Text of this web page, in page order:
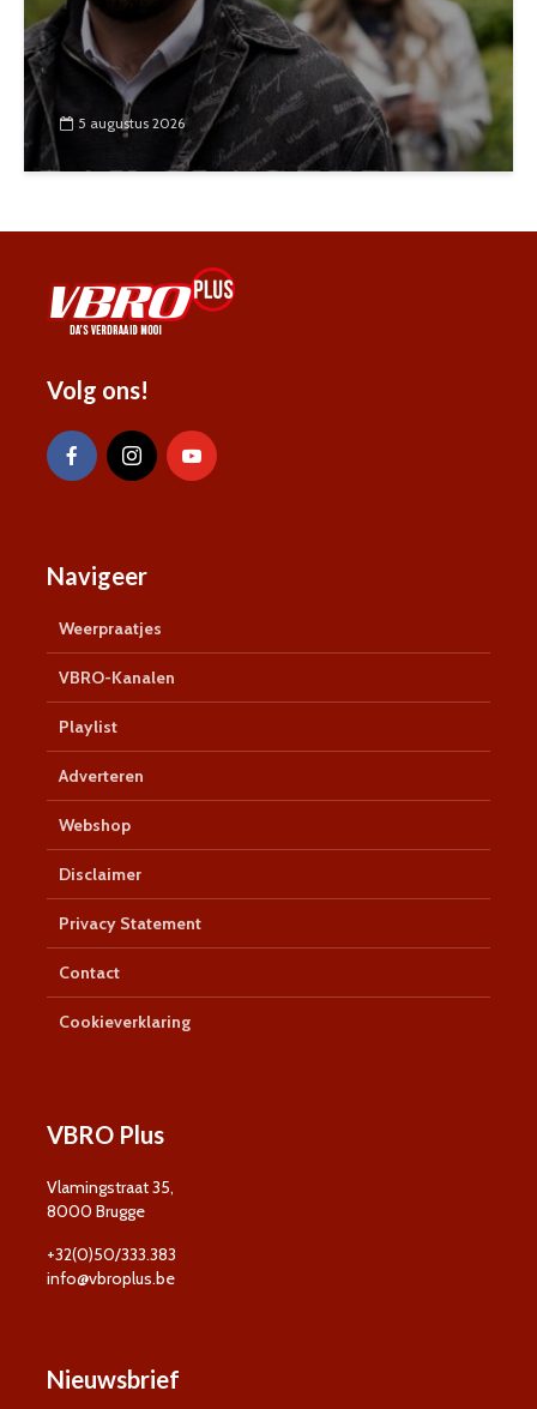
5 augustus 2026
Volg ons!
Navigeer
Weerpraatjes
VBRO-Kanalen
Playlist
Adverteren
Webshop
Disclaimer
Privacy Statement
Contact
Cookieverklaring
VBRO Plus
Vlamingstraat 35,
8000 Brugge
+32(0)50/333.383
info@vbroplus.be
Nieuwsbrief